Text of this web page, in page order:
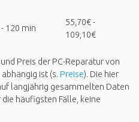
- 120 min
55,70€ -
109,10€
Preis der PC-Reparatur von
ist (s. Preise). Die hier
langjährig gesammelten Daten
häufigsten Fälle, keine